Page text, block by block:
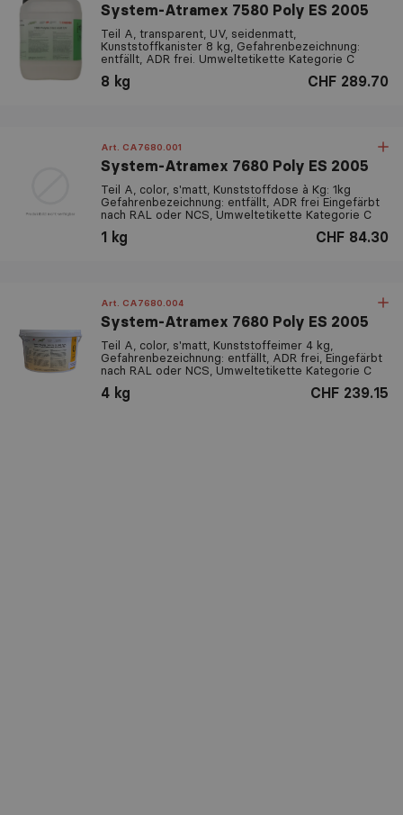
System-Atramex 7580 Poly ES 2005
Teil A, transparent, UV, seidenmatt,
Kunststoffkanister 8 kg, Gefahrenbezeichnung:
entfällt, ADR frei. Umweltetikette Kategorie C
8 kg CHF 289.70
Art. CA7680.001
System-Atramex 7680 Poly ES 2005
Teil A, color, s'matt, Kunststoffdose à Kg: 1kg
Gefahrenbezeichnung: entfällt, ADR frei Eingefärbt
nach RAL oder NCS, Umweltetikette Kategorie C
1 kg CHF 84.30
Art. CA7680.004
System-Atramex 7680 Poly ES 2005
Teil A, color, s'matt, Kunststoffeimer 4 kg,
Gefahrenbezeichnung: entfällt, ADR frei, Eingefärbt
nach RAL oder NCS, Umweltetikette Kategorie C
4 kg CHF 239.15